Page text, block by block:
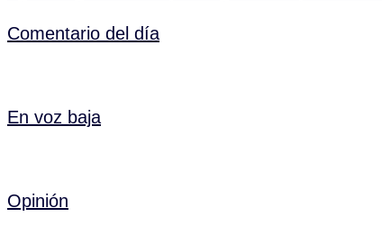
Comentario del día
En voz baja
Opinión